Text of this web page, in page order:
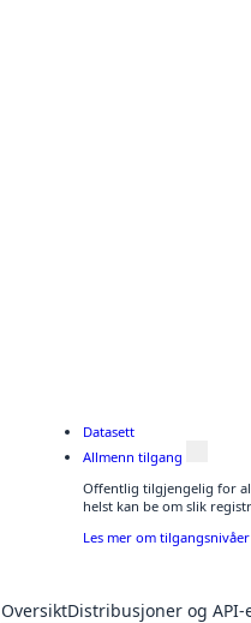
Datasett
Allmenn tilgang
Offentlig tilgjengelig for
helst kan be om slik
Les mer om
OversiktDistribusjoner og API-